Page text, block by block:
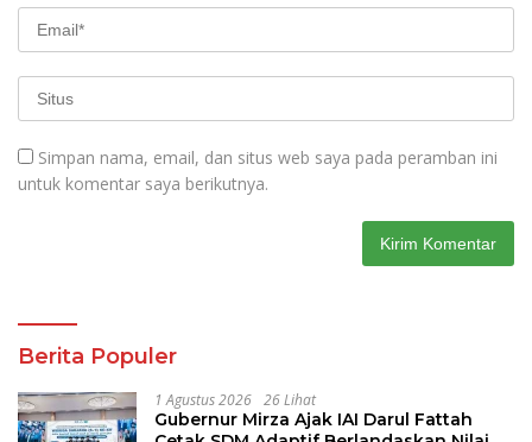
Simpan nama, email, dan situs web saya pada peramban ini
untuk komentar saya berikutnya.
Berita Populer
1 Agustus 2026 26 Lihat
Gubernur Mirza Ajak IAI Darul Fattah